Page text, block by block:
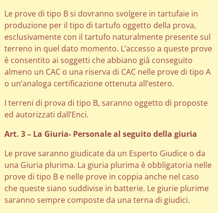
Le prove di tipo B si dovranno svolgere in tartufaie in
produzione per il tipo di tartufo oggetto della prova,
esclusivamente con il tartufo naturalmente presente sul
terreno in quel dato momento. L’accesso a queste prove
è consentito ai soggetti che abbiano già conseguito
almeno un CAC o una riserva di CAC nelle prove di tipo A
o un’analoga certificazione ottenuta all’estero.
I terreni di prova di tipo B, saranno oggetto di proposte
ed autorizzati dall’Enci.
Art. 3 – La Giuria- Personale al seguito della giuria
Le prove saranno giudicate da un Esperto Giudice o da
una Giuria plurima. La giuria plurima è obbligatoria nelle
prove di tipo B e nelle prove in coppia anche nel caso
che queste siano suddivise in batterie. Le giurie plurime
saranno sempre composte da una terna di giudici.